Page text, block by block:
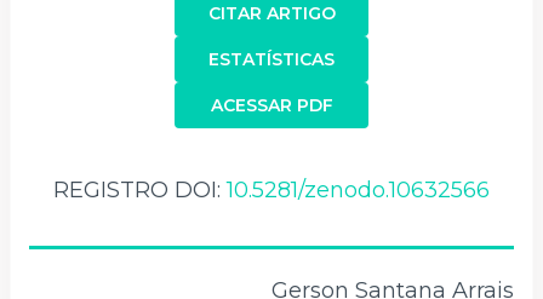
CITAR ARTIGO
ACESSAR PDF
ESTATÍSTICAS
REGISTRO DOI:10.5281/zenodo.10632566
Gerson Santana Arrais